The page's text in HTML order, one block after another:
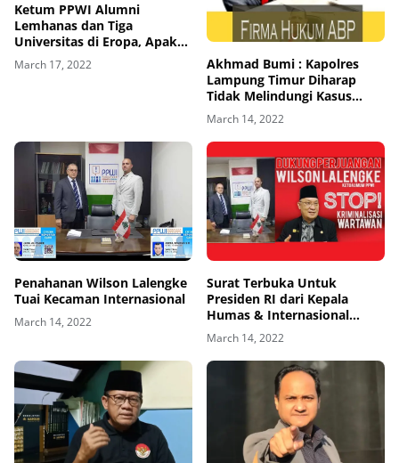
Ketum PPWI Alumni
Lemhanas dan Tiga
Universitas di Eropa, Apakah
PPWI itu?
March 17, 2022
Akhmad Bumi : Kapolres
Lampung Timur Diharap
Tidak Melindungi Kasus
Perzinahan
March 14, 2022
Penahanan Wilson Lalengke
Tuai Kecaman Internasional
March 14, 2022
Surat Terbuka Untuk
Presiden RI dari Kepala
Humas & Internasional
PPWI Terkait Penahanan
Wilson Lalengke
March 14, 2022